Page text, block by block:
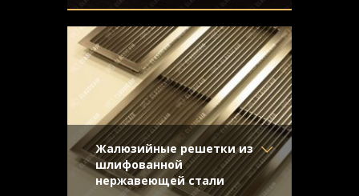
Материал- Обычная сталь
Отделка- Покраска
Узор-
Конструкция- Жалюзи
серебристый металлик. Наклонные
жалюзи и скрытый крепеж
Жалюзийные решетки из
шлифованной
нержавеющей стали